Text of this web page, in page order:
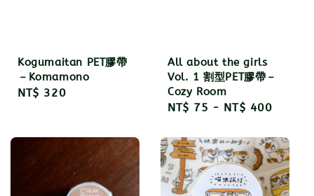
Kogumaitan PET膠帶
－Komamono
Regular
NT$ 320
All about the girls
Vol. 1 割型PET膠帶－
Cozy Room
Regular
NT$ 75 - NT$ 400